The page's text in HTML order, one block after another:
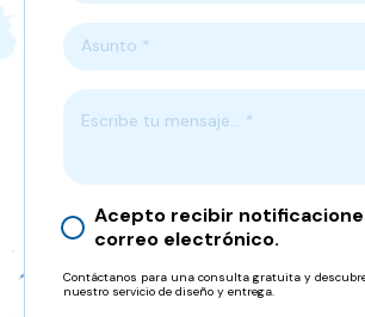
Asunto *
Escribe tu mensaje... *
Acepto recibir
correo electrónico.
Contáctanos para una consulta gratuita y
nuestro servicio de diseño y entrega.